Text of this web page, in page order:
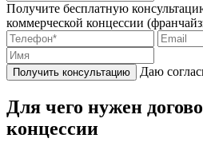
Получите бесплатную
коммерческой концессии
Получить консультацию Даю
Для чего нужен
концессии